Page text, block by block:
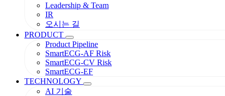
Leadership & Team
IR
오시는 길
PRODUCT
Product Pipeline
SmartECG-AF Risk
SmartECG-CV Risk
SmartECG-EF
TECHNOLOGY
AI 기술